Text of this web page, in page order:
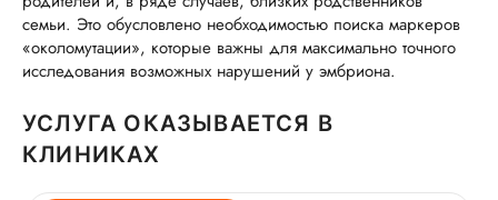
семьи. Это обусловлено необходимостью поиска маркеров
«околомутации», которые важны для максимально точного
исследования возможных нарушений у эмбриона.
УСЛУГА ОКАЗЫВАЕТСЯ В
КЛИНИКАХ